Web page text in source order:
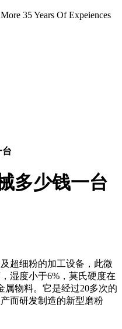
35 Years Of Expeiences
台
多少钱一台
超细粉的加工设备，此微
湿度小于6%，莫氏硬度在
属物料。它是经过20多次的
而研发制造的新型磨粉